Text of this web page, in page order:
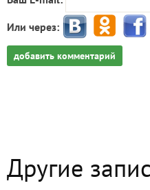
Или через:
добавить комментарий
Другие